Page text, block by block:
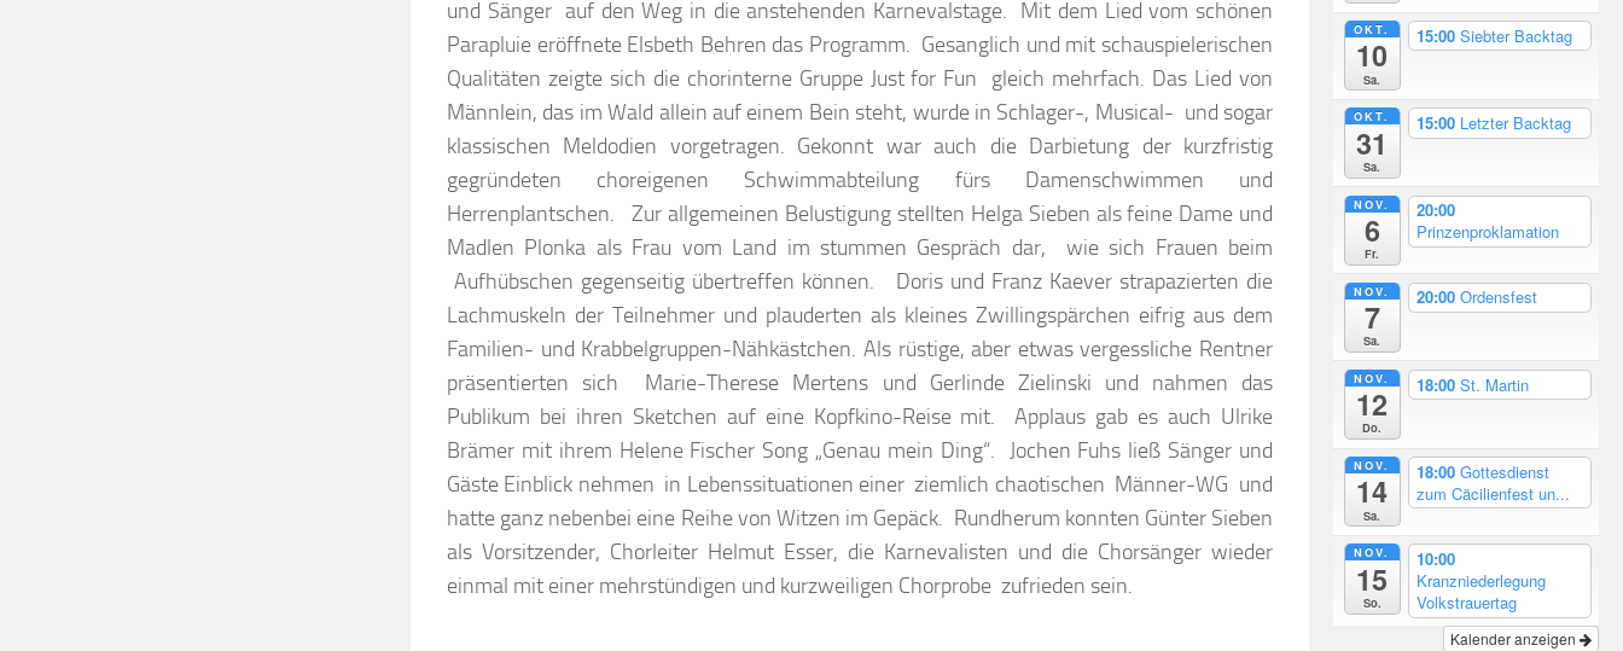
und Sänger auf den Weg in die anstehenden Karnevalstage. Mit dem Lied vom schönen
Parapluie eröffnete Elsbeth Behren das Programm. Gesanglich und mit schauspielerischen
Qualitäten zeigte sich die chorinterne Gruppe Just for Fun gleich mehrfach. Das Lied von
Männlein, das im Wald allein auf einem Bein steht, wurde in Schlager-, Musical- und sogar
klassischen Meldodien vorgetragen. Gekonnt war auch die Darbietung der kurzfristig
gegründeten choreigenen Schwimmabteilung fürs Damenschwimmen und
Herrenplantschen. Zur allgemeinen Belustigung stellten Helga Sieben als feine Dame und
Madlen Plonka als Frau vom Land im stummen Gespräch dar, wie sich Frauen beim
Aufhübschen gegenseitig übertreffen können. Doris und Franz Kaever strapazierten die
Lachmuskeln der Teilnehmer und plauderten als kleines Zwillingspärchen eifrig aus dem
Familien- und Krabbelgruppen-Nähkästchen. Als rüstige, aber etwas vergessliche Rentner
präsentierten sich Marie-Therese Mertens und Gerlinde Zielinski und nahmen das
Publikum bei ihren Sketchen auf eine Kopfkino-Reise mit. Applaus gab es auch Ulrike
Brämer mit ihrem Helene Fischer Song „Genau mein Ding“. Jochen Fuhs ließ Sänger und
Gäste Einblick nehmen in Lebenssituationen einer ziemlich chaotischen Männer-WG und
hatte ganz nebenbei eine Reihe von Witzen im Gepäck. Rundherum konnten Günter Sieben
als Vorsitzender, Chorleiter Helmut Esser, die Karnevalisten und die Chorsänger wieder
einmal mit einer mehrstündigen und kurzweiligen Chorprobe zufrieden sein.
OKT.
10
Sa.
15:00 Siebter Backtag
OKT.
31
Sa.
15:00 Letzter Backtag
NOV.
6
Fr.
20:00
Prinzenproklamation
NOV.
7
Sa.
20:00 Ordensfest
NOV.
12
Do.
18:00 St. Martin
NOV.
14
Sa.
18:00 Gottesdienst
zum Cäcilienfest un...
NOV.
15
So.
10:00
Kranzniederlegung
Volkstrauertag
Kalender anzeigen